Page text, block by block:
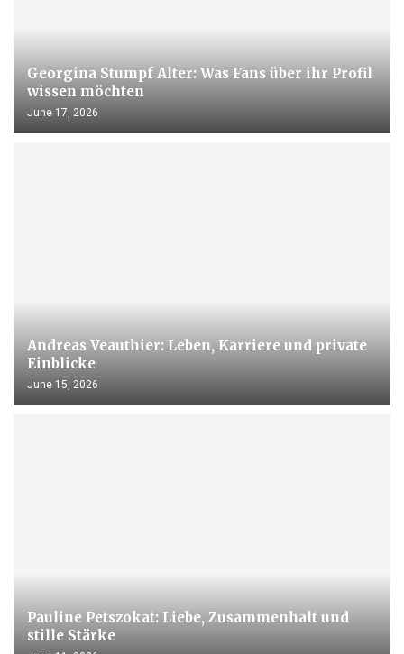
Georgina Stumpf Alter: Was Fans über ihr Profil
wissen möchten
June 17, 2026
Andreas Veauthier: Leben, Karriere und private
Einblicke
June 15, 2026
Pauline Petszokat: Liebe, Zusammenhalt und
stille Stärke